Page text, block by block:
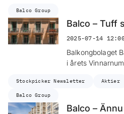
Balco Group
Balco – Tuff
2025-07-14
Balkongbolaget
i årets
Stockpicker Newsletter Aktier
Balco Group
Balco –